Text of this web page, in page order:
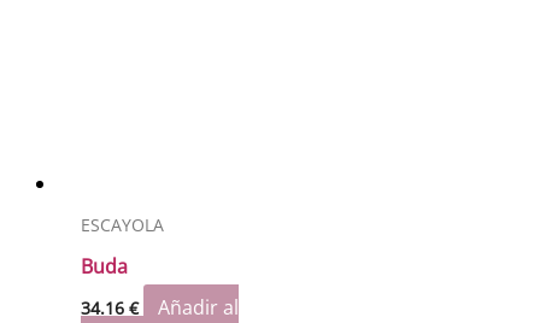
ESCAYOLA
Buda
34.16€
Añadir al